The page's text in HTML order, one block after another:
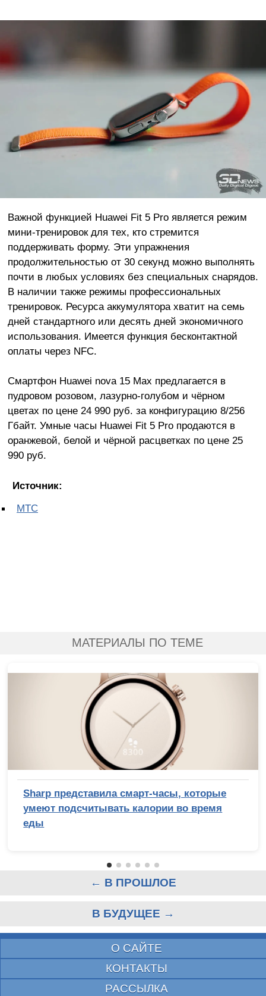
Важной функцией Huawei Fit 5 Pro является режим
мини-тренировок для тех, кто стремится
поддерживать форму. Эти упражнения
продолжительностью от 30 секунд можно выполнять
почти в любых условиях без специальных снарядов.
В наличии также режимы профессиональных
тренировок. Ресурса аккумулятора хватит на семь
дней стандартного или десять дней экономичного
использования. Имеется функция бесконтактной
оплаты через NFC.
Смартфон Huawei nova 15 Max предлагается в
пудровом розовом, лазурно-голубом и чёрном
цветах по цене 24 990 руб. за конфигурацию 8/256
Гбайт. Умные часы Huawei Fit 5 Pro продаются в
оранжевой, белой и чёрной расцветках по цене 25
990 руб.
Источник:
МТС
МАТЕРИАЛЫ ПО ТЕМЕ
Sharp представила смарт-часы, которые
умеют подсчитывать калории во время
еды
← В ПРОШЛОЕ
В БУДУЩЕЕ →
О САЙТЕ
КОНТАКТЫ
РАССЫЛКА